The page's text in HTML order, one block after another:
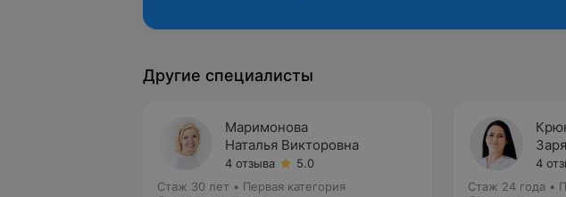
Другие специалисты
Маримонова
Наталья Викторовна
4 отзыва
5.0
Стаж 30 лет • Первая категория
4
Стаж 24 года •